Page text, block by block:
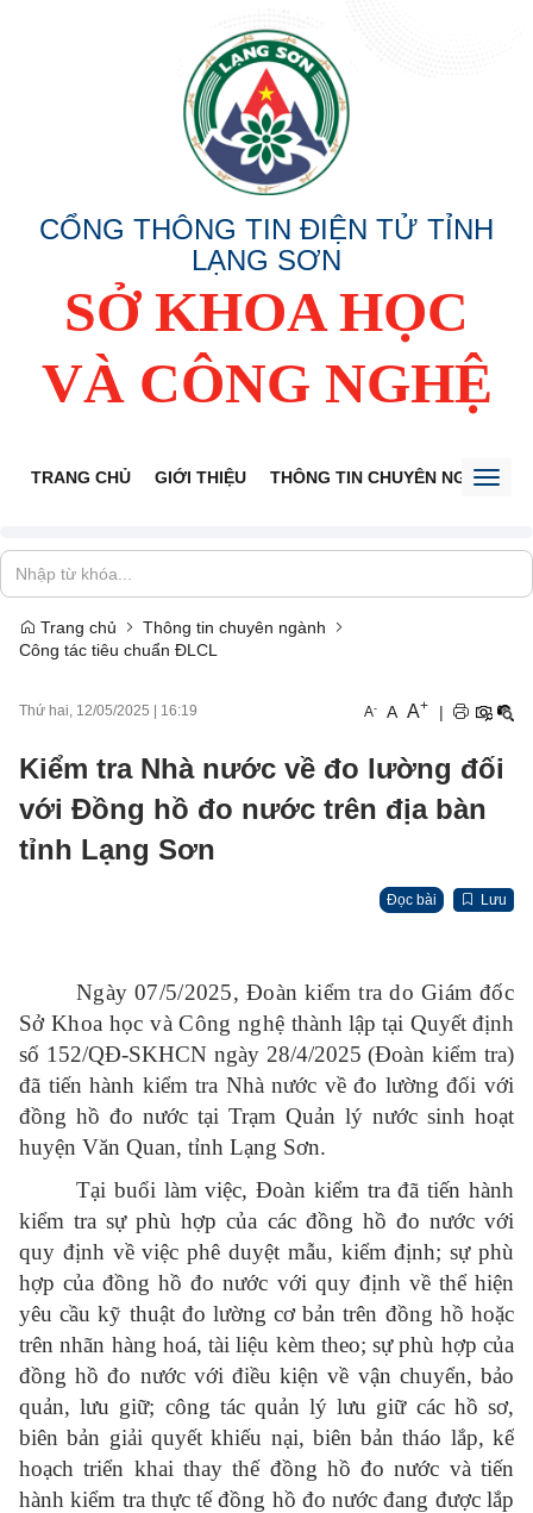
CỔNG THÔNG TIN ĐIỆN TỬ TỈNH
LẠNG SƠN
SỞ KHOA HỌC
VÀ CÔNG NGHỆ
TRANG CHỦ GIỚI THIỆU THÔNG TIN CHUYÊN NGÀNH
Trang chủ
Thông tin chuyên ngành
Công tác tiêu chuẩn ĐLCL
Thứ hai, 12/05/2025 16:19 A- A A+ |
Kiểm tra Nhà nước về đo lường đối
với Đồng hồ đo nước trên địa bàn
tỉnh Lạng Sơn
Đọc bài Lưu
Ngày 07/5/2025, Đoàn kiểm tra do Giám đốc
Sở Khoa học và Công nghệ thành lập tại Quyết định
số 152/QĐ-SKHCN ngày 28/4/2025 (Đoàn kiểm tra)
đã tiến hành kiểm tra Nhà nước về đo lường đối với
đồng hồ đo nước tại Trạm Quản lý nước sinh hoạt
huyện Văn Quan, tỉnh Lạng Sơn.
Tại buổi làm việc, Đoàn kiểm tra đã tiến hành
kiểm tra sự phù hợp của các đồng hồ đo nước với
quy định về việc phê duyệt mẫu, kiểm định; sự phù
hợp của đồng hồ đo nước với quy định về thể hiện
yêu cầu kỹ thuật đo lường cơ bản trên đồng hồ hoặc
trên nhãn hàng hoá, tài liệu kèm theo; sự phù hợp của
đồng hồ đo nước với điều kiện về vận chuyển, bảo
quản, lưu giữ; công tác quản lý lưu giữ các hồ sơ,
biên bản giải quyết khiếu nại, biên bản tháo lắp, kế
hoạch triển khai thay thế đồng hồ đo nước và tiến
hành kiểm tra thực tế đồng hồ đo nước đang được lắp